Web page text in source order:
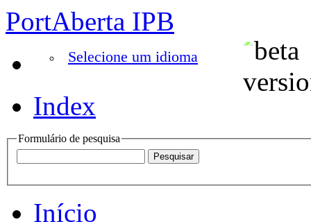
PortAberta IPB
Selecione um idioma
Index
Formulário de pesquisa
Início